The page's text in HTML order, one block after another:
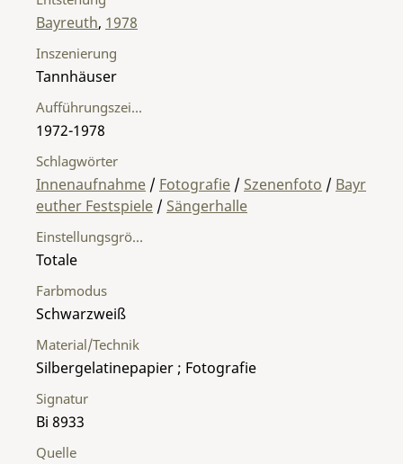
Bayreuth, 1978
Material/Technik
Silbergelatinepapier ; Fotografie
Einstellungsgröße
Totale
Farbmodus
Schwarzweiß
Inszenierung
Tannhäuser
Aufführungszeitraum
1972-1978
Signatur
Bi 8933
Quelle
Schlagwörter
Innenaufnahme / Fotografie / Szenenfoto / Bayr
euther Festspiele / Sängerhalle